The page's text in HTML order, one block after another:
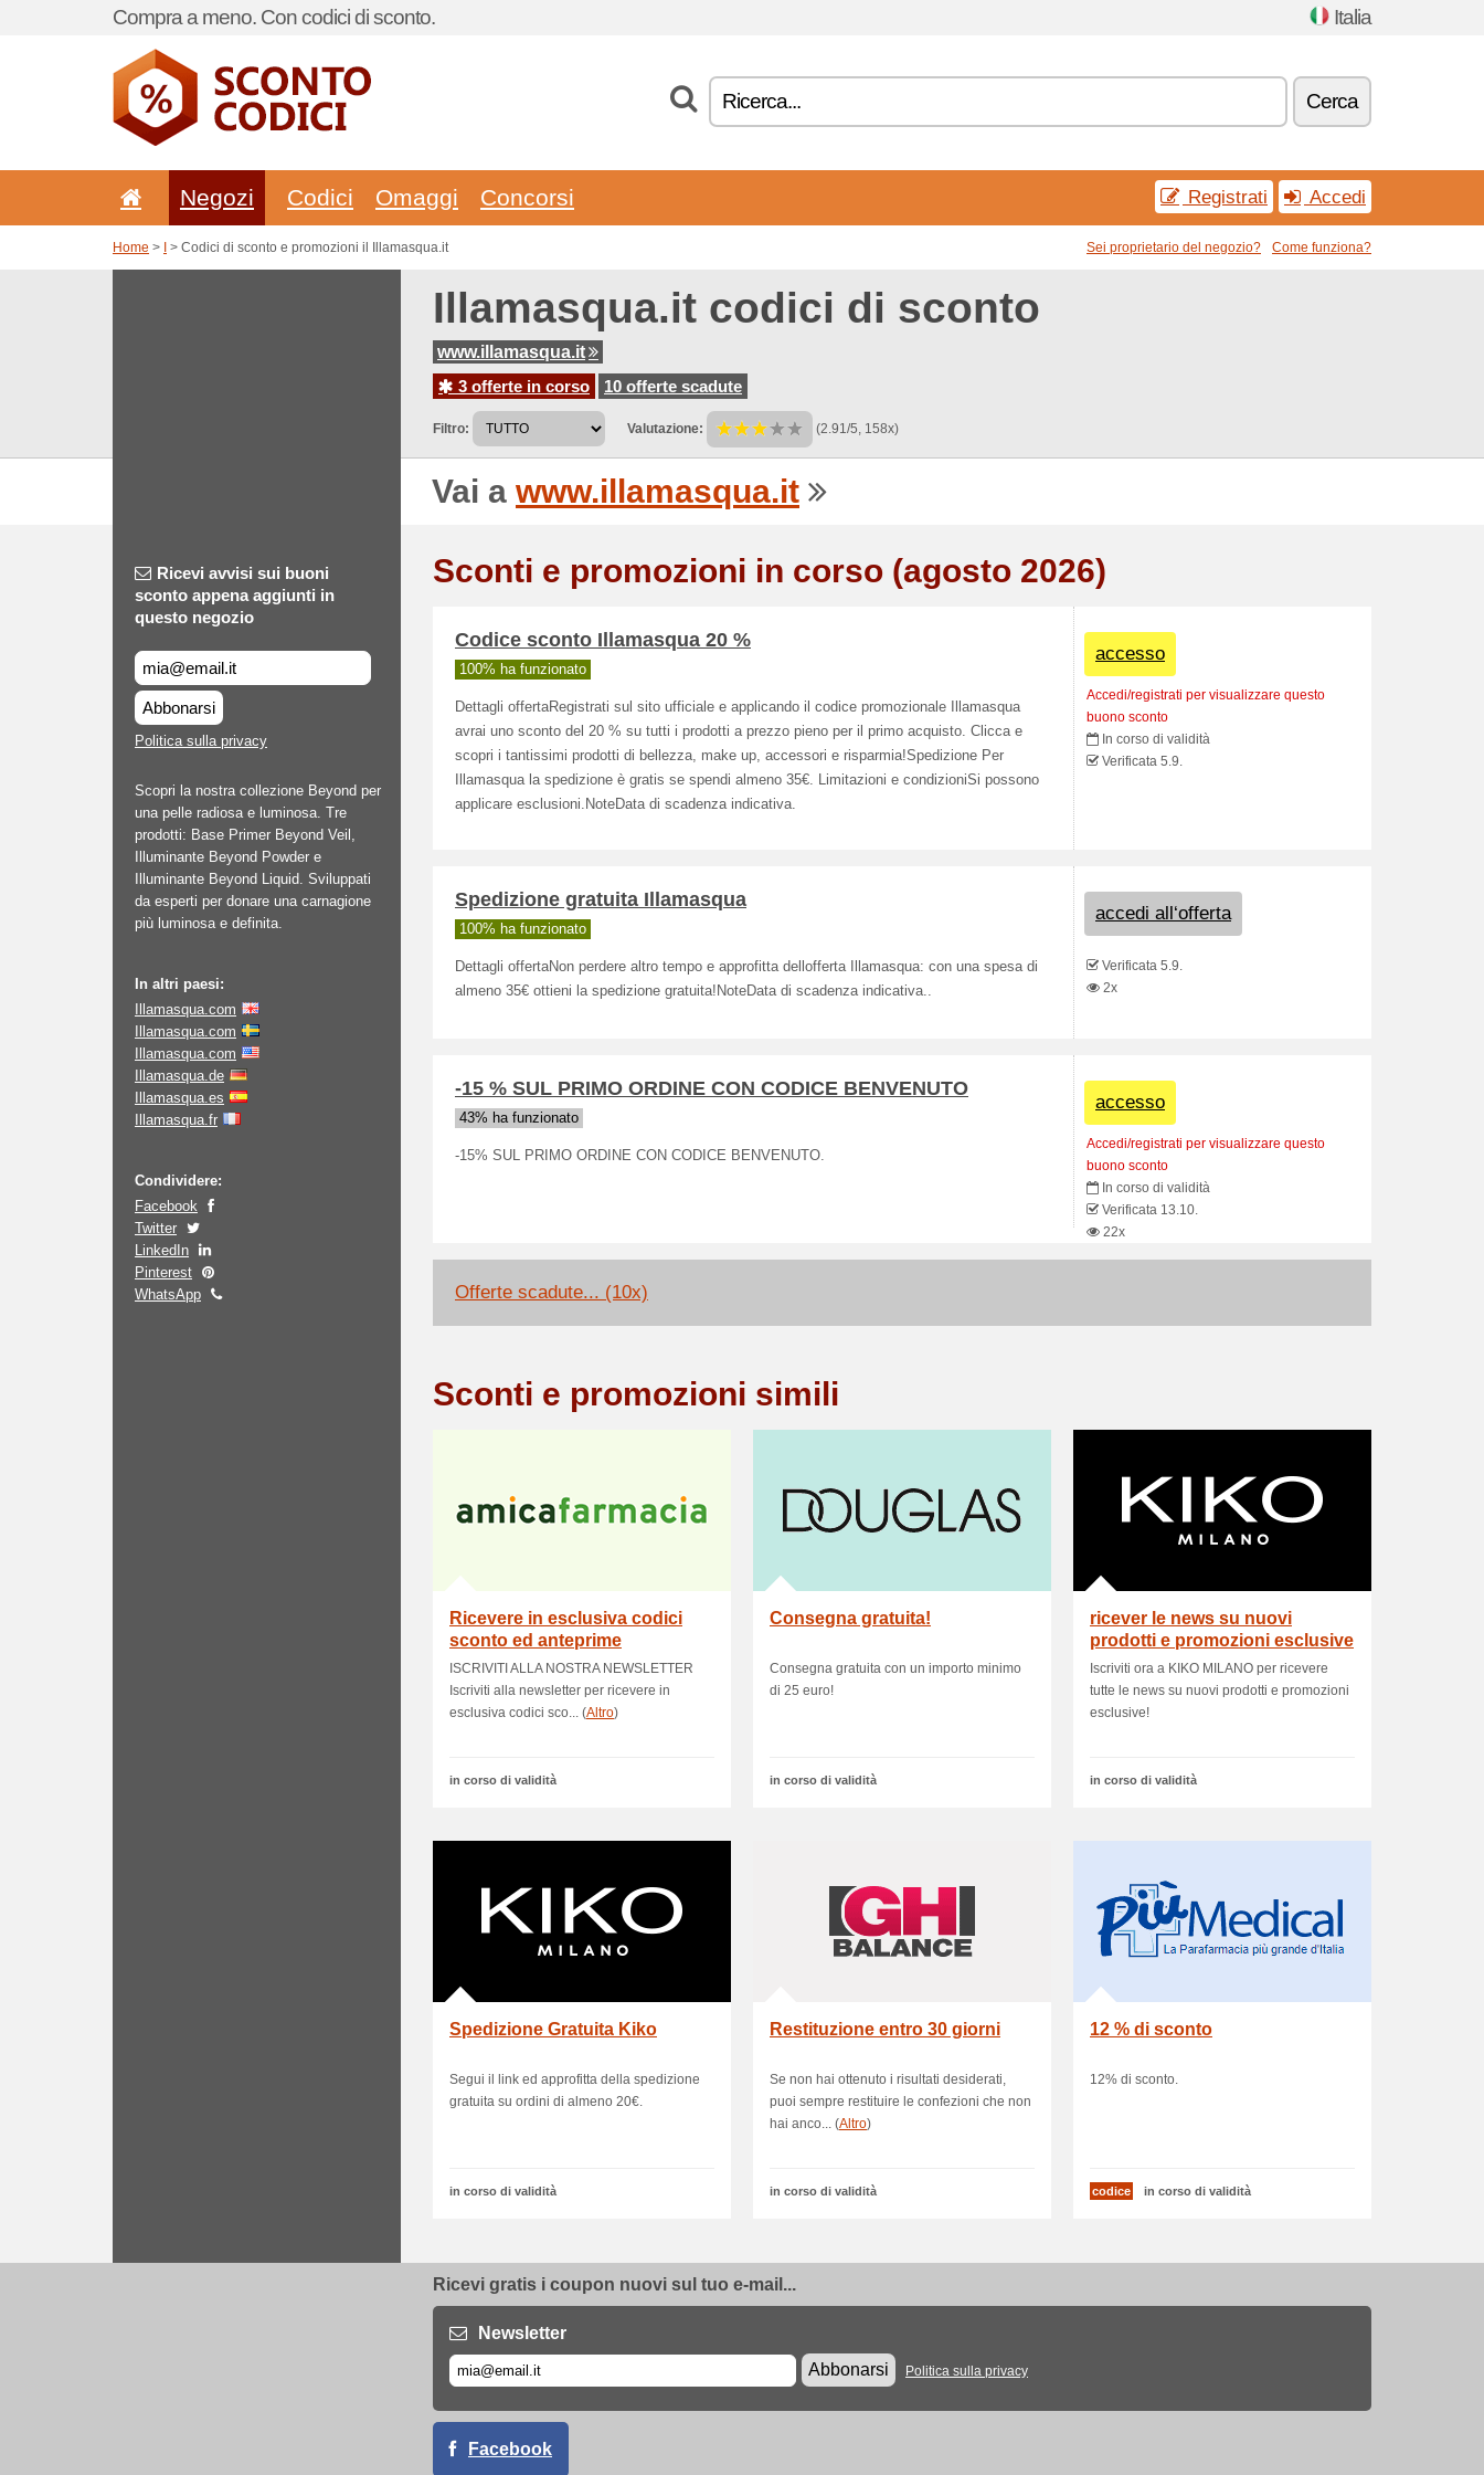
Compra a meno. Con codici di sconto. Italia
Cerca
Negozi Codici Omaggi Concorsi Registrati Accedi
Home > > Codici di sconto e promozioni il Illamasqua.it Sei proprietario del negozio? Come funziona?
Illamasqua.it codici di sconto
www.illamasqua.it
3 offerte in corso
10 offerte scadute
Filtro: Valutazione: (2.91/5, 158x)
Vai a www.illamasqua.it
Ricevi avvisi sui buoni
sconto appena aggiunti in
questo negozio
Abbonarsi
Politica sulla privacy
Scopri la nostra collezione Beyond per
una pelle radiosa e luminosa. Tre
prodotti: Base Primer Beyond Veil,
Illuminante Beyond Powder e
Illuminante Beyond Liquid. Sviluppati
da esperti per donare una carnagione
più luminosa e definita.
In altri paesi:
Illamasqua.com
Illamasqua.com
Illamasqua.com
Illamasqua.de
Illamasqua.es
Illamasqua.fr
Condividere:
Facebook
Twitter
LinkedIn
Pinterest
WhatsApp
Sconti e promozioni in corso (agosto 2026)
Codice sconto Illamasqua 20 %
100% ha funzionato
Dettagli offertaRegistrati sul sito ufficiale e applicando il codice promozionale Illamasqua
avrai uno sconto del 20 % su tutti i prodotti a prezzo pieno per il primo acquisto. Clicca e
scopri i tantissimi prodotti di bellezza, make up, accessori e risparmia!Spedizione Per
Illamasqua la spedizione è gratis se spendi almeno 35€. Limitazioni e condizioniSi possono
applicare esclusioni.NoteData di scadenza indicativa.
accesso
Accedi/registrati per visualizzare questo
buono sconto
In corso di validità
Verificata 5.9.
Spedizione gratuita Illamasqua
100% ha funzionato
Dettagli offertaNon perdere altro tempo e approfitta dellofferta Illamasqua: con una spesa di
almeno 35€ ottieni la spedizione gratuita!NoteData di scadenza indicativa..
accedi all‘offerta
Verificata 5.9.
2x
-15 % SUL PRIMO ORDINE CON CODICE BENVENUTO
43% ha funzionato
-15% SUL PRIMO ORDINE CON CODICE BENVENUTO.
accesso
Accedi/registrati per visualizzare questo
buono sconto
In corso di validità
Verificata 13.10.
22x
Offerte scadute... (10x)
Sconti e promozioni simili
Ricevere in esclusiva codici
sconto ed anteprime
ISCRIVITI ALLA NOSTRA NEWSLETTER
Iscriviti alla newsletter per ricevere in
esclusiva codici sco... (Altro)
in corso di validità
Consegna gratuita!
Consegna gratuita con un importo minimo
di 25 euro!
in corso di validità
ricever le news su nuovi
prodotti e promozioni esclusive
Iscriviti ora a KIKO MILANO per ricevere
tutte le news su nuovi prodotti e promozioni
esclusive!
in corso di validità
Spedizione Gratuita Kiko
Segui il link ed approfitta della spedizione
gratuita su ordini di almeno 20€.
in corso di validità
Restituzione entro 30 giorni
Se non hai ottenuto i risultati desiderati,
puoi sempre restituire le confezioni che non
hai anco... (Altro)
in corso di validità
12 % di sconto
12% di sconto.
codice in corso di validità
Ricevi gratis i coupon nuovi sul tuo e-mail...
Newsletter
Abbonarsi
Politica sulla privacy
Facebook